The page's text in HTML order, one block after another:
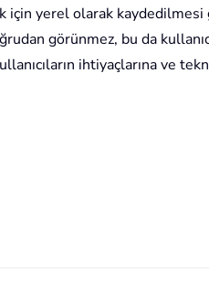
yerel olarak kaydedilmesi
görünmez, bu da
ihtiyaçlarına ve